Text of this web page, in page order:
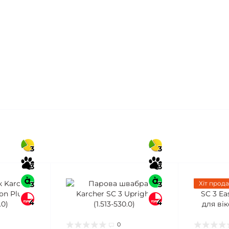
3
3
3
4
3
3
3
4
0
Хіт